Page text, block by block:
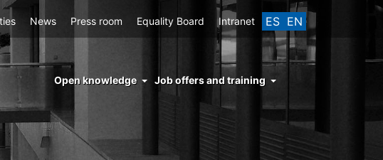
ES EN
News Press room Equality Board Intranet
menu
cchs
conocimiento
abierto
Open knowledge Job offers and training